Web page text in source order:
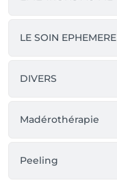
LE SOIN EPHEMERE
DIVERS
Madérothérapie
Peeling